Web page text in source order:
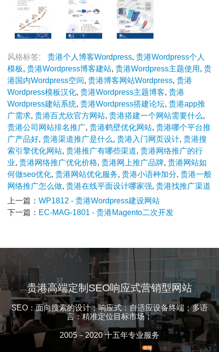
风格标签: 贵港个人博客Wordpress, 贵港Wordpress个人
模板, 贵港Wordpress博客建站, 贵港Wordpress主题使用 , 贵
港国内Wordpress空间, 贵港博客网站Wordpress, 贵港
Wordpress模板汉化, 贵港Wordpress主题博客, 贵港
Wordpress建站系统, 贵港Wordpress搭建论坛, 贵港app推
广需求, 贵港百尤欣官方网站, 贵港搭建一个网站需要什么,
贵港公司网站排名推广, 贵港鹤壁优化网站, 贵港哪个平台推
广产品好, 贵港渠道推广是什么, 贵港入门网页设计, 贵港搜
索引擎优化网站, 贵港推广有哪些渠道, 贵港网络推广的行
业, 贵港网络推广优化价格, 贵港网上推广品牌, 贵港网站如
何做seo优化, 贵港网站优化服务, 贵港小语种加分, 贵港一般
网络推广怎么做, 贵港在线平面设计哪家强, 贵港找推广渠道
上一篇： WP1812 - 贵港Wordpress建设网站
下一篇： EC-MAG-1801 - 贵港Magento二次开发
贵港高端定制SEO响应式营销型网站
SEO：面向搜索的设计；响应式：自适应设备终端；多语
言：精准定位目标市场；
2005－2020 十五年专业服务